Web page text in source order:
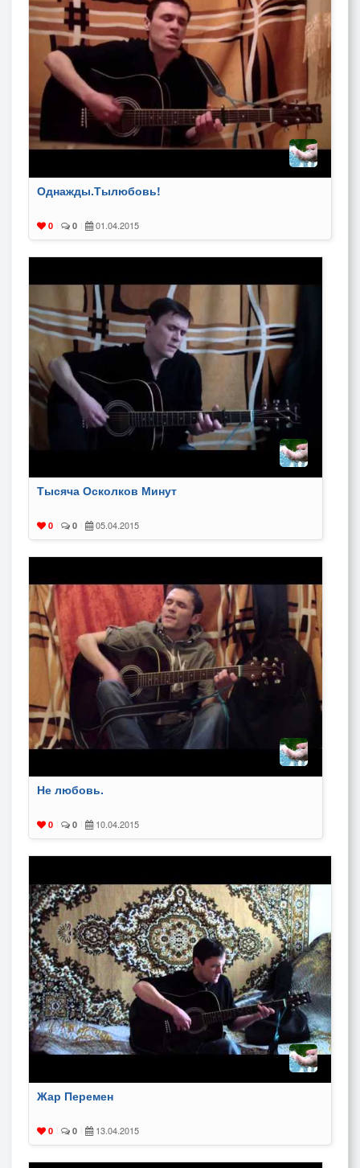
Однажды.Тылюбовь!
0 0 01.04.2015
Тысяча Осколков Минут
0 0 05.04.2015
Не любовь.
0 0 10.04.2015
Жар Перемен
0 0 13.04.2015